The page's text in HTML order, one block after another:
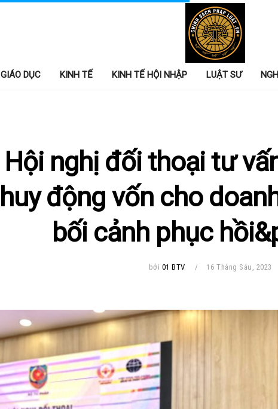
GIÁO DỤC KINH TẾ KINH TẾ HỘI NHẬP LUẬT SƯ
Hội nghị đối thoại tư
huy động vốn cho
bối cảnh phục
bởi 01 BTV 16 Tháng Sáu, 2023